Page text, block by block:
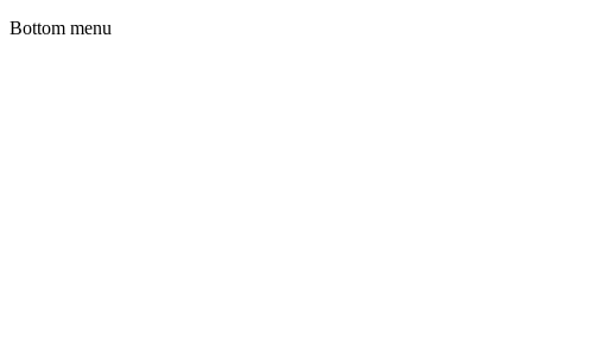
Bottom menu